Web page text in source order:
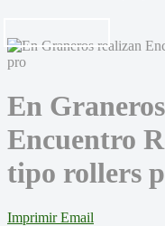
En
Encuentro
tipo rollers
Imprimir Email